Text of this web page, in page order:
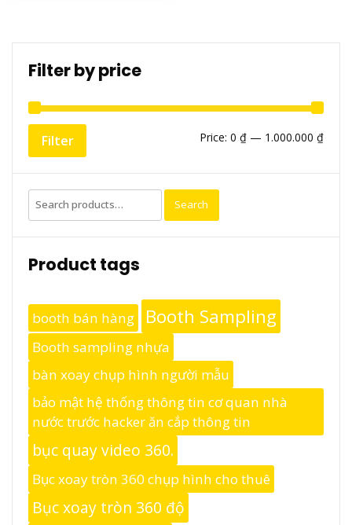
Filter by price
Min
Max
Filter Price: 0 ₫ — 1.000.000 ₫
Search
for:
Search
Product tags
booth bán hàng Booth Sampling
Booth sampling nhựa
bàn xoay chụp hình người mẫu
bảo mật hệ thống thông tin cơ quan nhà
nước trước hacker ăn cắp thông tin
bục quay video 360.
Bục xoay tròn 360 chụp hình cho thuê
Bục xoay tròn 360 độ